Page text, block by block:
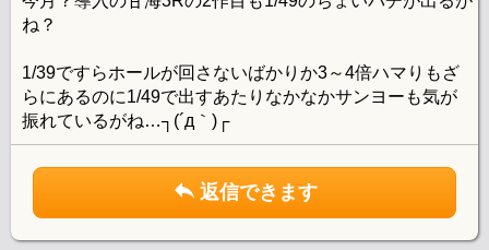
ね？
1/39ですらホールが回さないばかりか3～4倍ハマりもざ
らにあるのに1/49で出すあたりなかなかサンヨーも気が
振れているがね…┐(´д｀)┌
返信できます